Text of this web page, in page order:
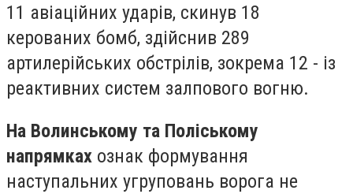
11 авіаційних ударів, скинув 18
керованих бомб, здійснив 289
артилерійських обстрілів, зокрема 12 - із
реактивних систем залпового вогню.
На Волинському та Поліському
напрямках ознак формування
наступальних угруповань ворога не